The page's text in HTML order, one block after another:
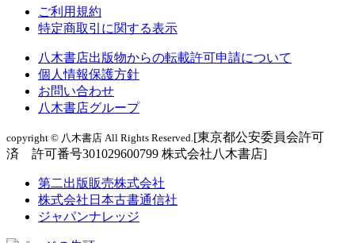
ご利用規約
特定商取引に関する表示
八木書店出版物からの転載許可申請について
個人情報保護方針
お問い合わせ
八木書店グループ
copyright © 八木書店 All Rights Reserved.[東京都公安委員会許可
済 許可番号301029600799 株式会社八木書店]
第二出版販売株式会社
株式会社日本古書通信社
ジャパンナレッジ